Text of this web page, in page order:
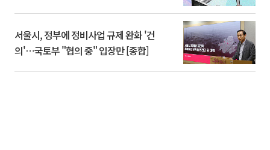
서울시, 정부에 정비사업 규제 완화 '건
의'⋯국토부 "협의 중" 입장만 [종합]